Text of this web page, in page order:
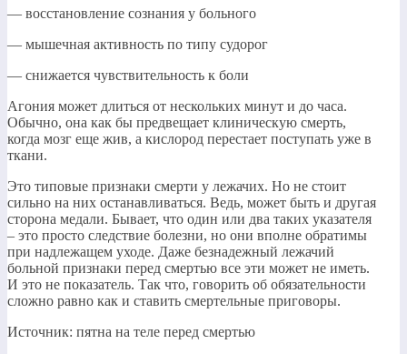
— восстановление сознания у больного
— мышечная активность по типу судорог
— снижается чувствительность к боли
Агония может длиться от нескольких минут и до часа.
Обычно, она как бы предвещает клиническую смерть,
когда мозг еще жив, а кислород перестает поступать уже в
ткани.
Это типовые признаки смерти у лежачих. Но не стоит
сильно на них останавливаться. Ведь, может быть и другая
сторона медали. Бывает, что один или два таких указателя
– это просто следствие болезни, но они вполне обратимы
при надлежащем уходе. Даже безнадежный лежачий
больной признаки перед смертью все эти может не иметь.
И это не показатель. Так что, говорить об обязательности
сложно равно как и ставить смертельные приговоры.
Источник: пятна на теле перед смертью